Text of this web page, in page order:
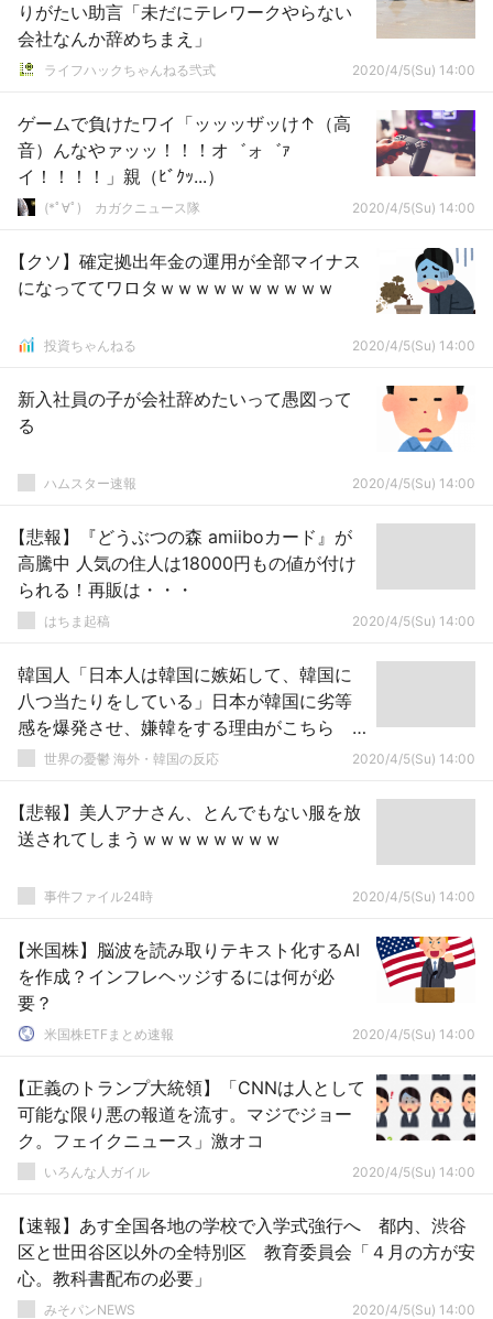
りがたい助言「未だにテレワークやらない
会社なんか辞めちまえ」
ライフハックちゃんねる弐式 2020/4/5(Su) 14:00
ゲームで負けたワイ「ッッッザッけ↑（高
音）んなやァッッ！！！オ゛ォ゛ｧ
イ！！！！」親（ﾋﾞｸｯ...）
(*ﾟ∀ﾟ)ゞカガクニュース隊 2020/4/5(Su) 14:00
【クソ】確定拠出年金の運用が全部マイナス
になっててワロタｗｗｗｗｗｗｗｗｗｗ
投資ちゃんねる 2020/4/5(Su) 14:00
新入社員の子が会社辞めたいって愚図って
る
ハムスター速報 2020/4/5(Su) 14:00
【悲報】『どうぶつの森 amiiboカード』が
高騰中 人気の住人は18000円もの値が付け
られる！再販は・・・
はちま起稿 2020/4/5(Su) 14:00
韓国人「日本人は韓国に嫉妬して、韓国に
八つ当たりをしている」日本が韓国に劣等
感を爆発させ、嫌韓をする理由がこちら
韓国の反応
世界の憂鬱 海外・韓国の反応 2020/4/5(Su) 14:00
【悲報】美人アナさん、とんでもない服を放
送されてしまうｗｗｗｗｗｗｗｗ
事件ファイル24時 2020/4/5(Su) 14:00
【米国株】脳波を読み取りテキスト化するAI
を作成？インフレヘッジするには何が必
要？
米国株ETFまとめ速報 2020/4/5(Su) 14:00
【正義のトランプ大統領】「CNNは人として
可能な限り悪の報道を流す。マジでジョー
ク。フェイクニュース」激オコ
いろんな人ガイル 2020/4/5(Su) 14:00
【速報】あす全国各地の学校で入学式強行へ 都内、渋谷
区と世田谷区以外の全特別区 教育委員会「４月の方が安
心。教科書配布の必要」
みそパンNEWS 2020/4/5(Su) 14:00